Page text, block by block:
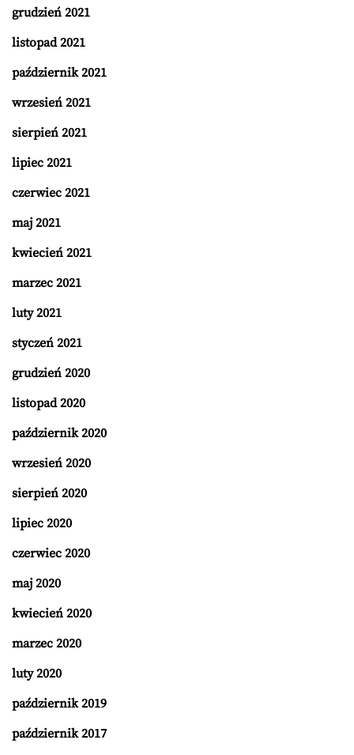
grudzień 2021
listopad 2021
październik 2021
wrzesień 2021
sierpień 2021
lipiec 2021
czerwiec 2021
maj 2021
kwiecień 2021
marzec 2021
luty 2021
styczeń 2021
grudzień 2020
listopad 2020
październik 2020
wrzesień 2020
sierpień 2020
lipiec 2020
czerwiec 2020
maj 2020
kwiecień 2020
marzec 2020
luty 2020
październik 2019
październik 2017